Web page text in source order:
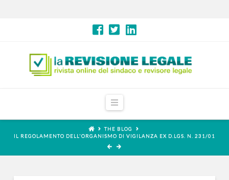
Navigation
THE BLOG
IL REGOLAMENTO DELL'ORGANISMO DI VIGILANZA EX D.LGS. N. 231/01